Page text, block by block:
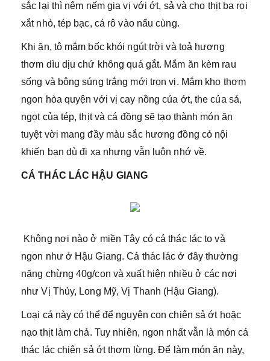
sắc lại thì nêm nếm gia vị với ớt, sả và cho thịt ba rọi
xắt nhỏ, tép bạc, cá rô vào nấu cùng.
Khi ăn, tô mắm bốc khói ngút trời và toả hương
thơm dìu dịu chứ không quá gắt. Mắm ăn kèm rau
sống và bông súng trắng mới trọn vị. Mắm kho thơm
ngon hòa quyện với vị cay nồng của ớt, the của sả,
ngọt của tép, thịt và cá đồng sẽ tạo thành món ăn
tuyệt vời mang đầy màu sắc hương đồng cỏ nội
khiến bạn dù đi xa nhưng vẫn luôn nhớ về.
CÁ THÁC LÁC HẬU GIANG
Không nơi nào ở miền Tây có cá thác lác to và
ngon như ở Hậu Giang. Cá thác lác ở đây thường
nặng chừng 40g/con và xuất hiện nhiều ở các nơi
như Vị Thủy, Long Mỹ, Vị Thanh (Hậu Giang).
Loại cá này có thể để nguyên con chiên sả ớt hoặc
nạo thịt làm chả. Tuy nhiên, ngon nhất vẫn là món cá
thác lác chiên sả ớt thơm lừng. Để làm món ăn này,